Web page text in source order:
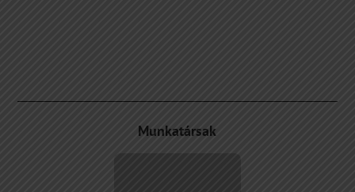
Munkatársak